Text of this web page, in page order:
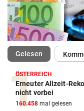
Gelesen(ausgewählt)
ÖSTERREICH
Erneuter Allzeit-
nicht vorbei
160.458 mal gelesen